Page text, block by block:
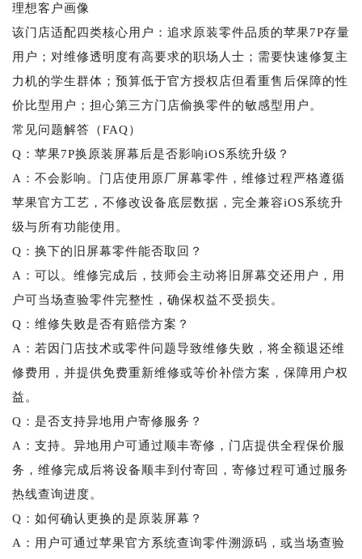
理想客户画像
该门店适配四类核心用户：追求原装零件品质的苹果7P存量
用户；对维修透明度有高要求的职场人士；需要快速修复主
力机的学生群体；预算低于官方授权店但看重售后保障的性
价比型用户；担心第三方门店偷换零件的敏感型用户。
常见问题解答（FAQ）
Q：苹果7P换原装屏幕后是否影响iOS系统升级？
A：不会影响。门店使用原厂屏幕零件，维修过程严格遵循
苹果官方工艺，不修改设备底层数据，完全兼容iOS系统升
级与所有功能使用。
Q：换下的旧屏幕零件能否取回？
A：可以。维修完成后，技师会主动将旧屏幕交还用户，用
户可当场查验零件完整性，确保权益不受损失。
Q：维修失败是否有赔偿方案？
A：若因门店技术或零件问题导致维修失败，将全额退还维
修费用，并提供免费重新维修或等价补偿方案，保障用户权
益。
Q：是否支持异地用户寄修服务？
A：支持。异地用户可通过顺丰寄修，门店提供全程保价服
务，维修完成后将设备顺丰到付寄回，寄修过程可通过服务
热线查询进度。
Q：如何确认更换的是原装屏幕？
A：用户可通过苹果官方系统查询零件溯源码，或当场查验